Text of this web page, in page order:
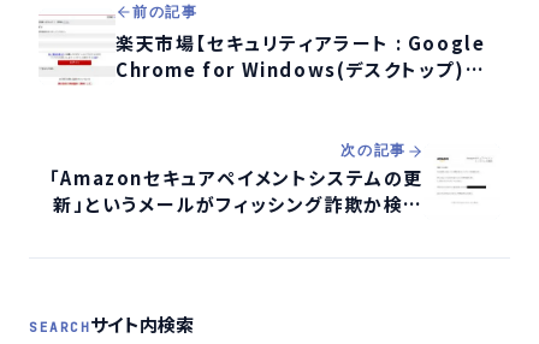
前の記事
楽天市場【セキュリティアラート : Google
Chrome for Windows(デスクトップ)新
次の記事
「Amazonセキュアペイメントシステムの更
新」というメールがフィッシング詐欺か検証
SEARCHサイト内検索